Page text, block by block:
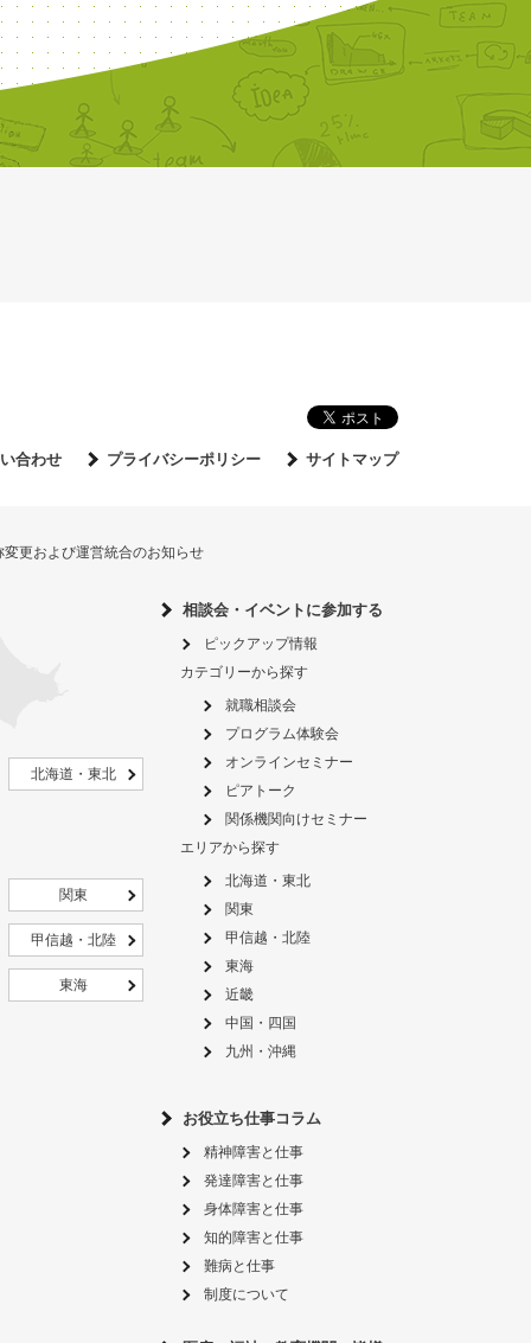
合わせ プライバシーポリシー サイトマップ
更および運営統合のお知らせ
北海道・東北
関東
甲信越・北陸
東海
相談会・イベントに参加する
ピックアップ情報
カテゴリーから探す
就職相談会
プログラム体験会
オンラインセミナー
ピアトーク
関係機関向けセミナー
エリアから探す
北海道・東北
関東
甲信越・北陸
東海
近畿
中国・四国
九州・沖縄
お役立ち仕事コラム
精神障害と仕事
発達障害と仕事
身体障害と仕事
知的障害と仕事
難病と仕事
制度について